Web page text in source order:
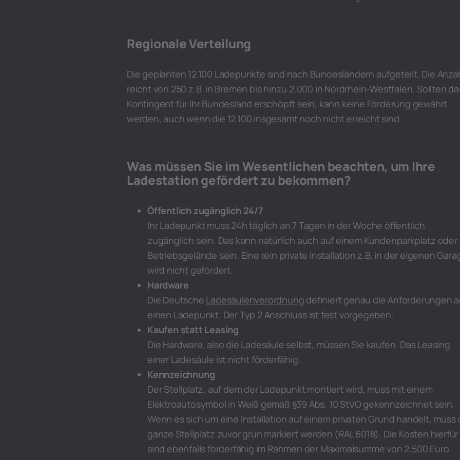
Regionale Verteilung
Die geplanten 12.100 Ladepunkte sind nach Bundesländern aufgeteilt. Die
reicht von 250 z.B. in Bremen bis hinzu 2.000 in Nordrhein-Westfalen. Sollten
Kontingent für Ihr Bundesland erschöpft sein, kann keine Förderung gewährt
werden, auch wenn die 12.100 insgesamt noch nicht erreicht sind.
Was müssen Sie im Wesentlichen beachten, um Ihre
Ladestation gefördert zu bekommen?
Öffentlich zugänglich 24/7
Ihr Ladepunkt muss 24h täglich an 7 Tagen in der Woche öffentlich
zugänglich sein. Das kann natürlich auch auf einem Kundenparkplatz oder
Betriebsgelände sein. Eine rein private Installation z.B. in der eigenen
wird nicht gefördert.
Hardware
Die Deutsche Ladesäulenverordnung definiert genau die Anforderungen
einen Ladepunkt. Der Typ 2 Anschluss ist fest vorgegeben.
Kaufen statt Leasing
Die Hardware, also die Ladesäule selbst, müssen Sie kaufen. Das Leasing
einer Ladesäule ist nicht förderfähig.
Kennzeichnung
Der Stellplatz, auf dem der Ladepunkt montiert wird, muss mit einem
Elektroautosymbol in Weiß gemäß §39 Abs. 10 StVO gekennzeichnet sein.
Wenn es sich um eine Installation auf einem privaten Grund handelt, muss
ganze Stellplatz zuvor grün markiert werden (RAL 6018). Die Kosten hierfür
sind ebenfalls förderfähig im Rahmen der Maximalsumme von 2.500 Euro.